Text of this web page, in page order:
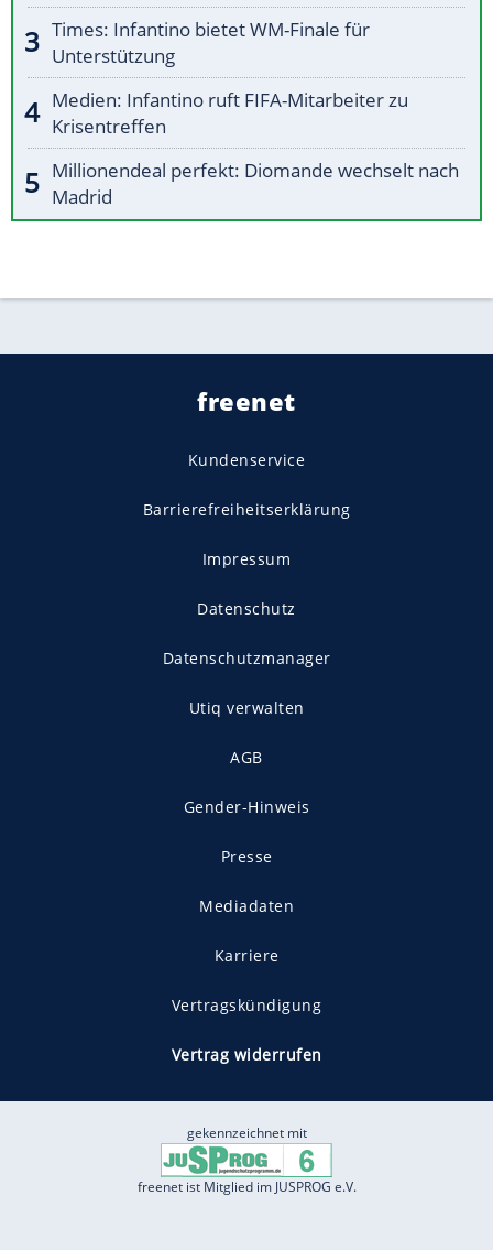
Times: Infantino bietet WM-Finale für
Unterstützung
Medien: Infantino ruft FIFA-Mitarbeiter zu
Krisentreffen
Millionendeal perfekt: Diomande wechselt nach
Madrid
freenet
Kundenservice
Barrierefreiheitserklärung
Impressum
Datenschutz
Datenschutzmanager
Utiq verwalten
AGB
Gender-Hinweis
Presse
Mediadaten
Karriere
Vertragskündigung
Vertrag widerrufen
gekennzeichnet mit
freenet ist Mitglied im JUSPROG e.V.